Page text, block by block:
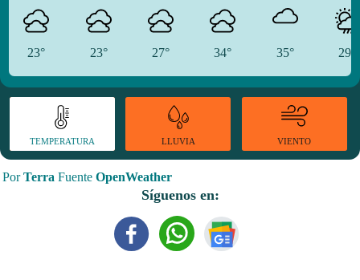
23° 23° 27° 34° 35° 29°
TEMPERATURA LLUVIA VIENTO
PorTerra Fuente OpenWeather
Síguenos en: